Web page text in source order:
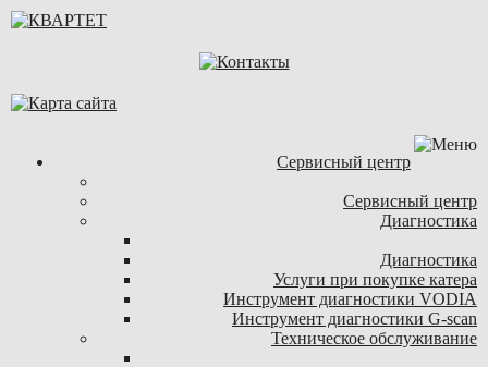
Сервисный центр
Сервисный центр
Диагностика
Диагностика
Услуги при покупке катера
Инструмент диагностики VODIA
Инструмент диагностики G-scan
Техническое обслуживание